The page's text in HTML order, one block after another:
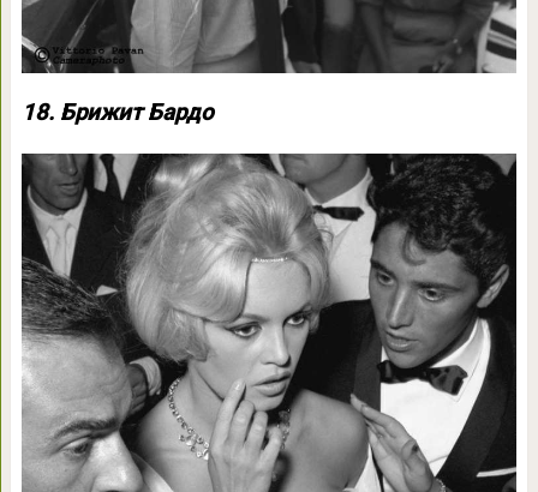
18. Брижит Бардо